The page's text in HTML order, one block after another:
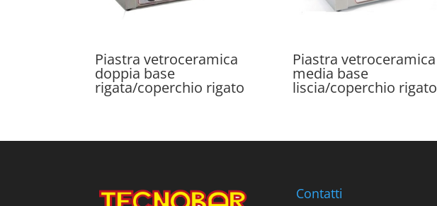
Piastra vetroceramica
doppia base
rigata/coperchio rigato
Piastra vetroceramica
media base
liscia/coperchio rigato
Contatti